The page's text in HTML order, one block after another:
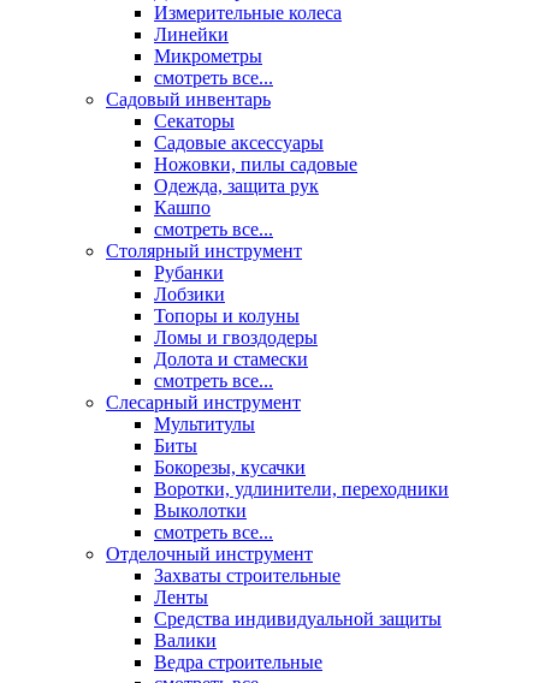
Измерительные колеса
Линейки
Микрометры
смотреть все...
Садовый инвентарь
Секаторы
Садовые аксессуары
Ножовки, пилы садовые
Одежда, защита рук
Кашпо
смотреть все...
Столярный инструмент
Рубанки
Лобзики
Топоры и колуны
Ломы и гвоздодеры
Долота и стамески
смотреть все...
Слесарный инструмент
Мультитулы
Биты
Бокорезы, кусачки
Воротки, удлинители, переходники
Выколотки
смотреть все...
Отделочный инструмент
Захваты строительные
Ленты
Средства индивидуальной защиты
Валики
Ведра строительные